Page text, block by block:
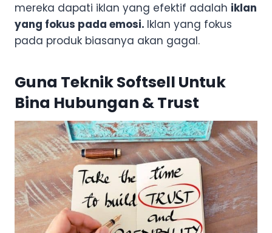
mereka dapati iklan yang efektif adalah iklan
yang fokus pada emosi. Iklan yang fokus
pada produk biasanya akan gagal.
Guna Teknik Softsell Untuk
Bina Hubungan & Trust